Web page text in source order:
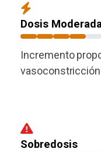
Dosis
Incremento
vasoconstricción
Sobredosis